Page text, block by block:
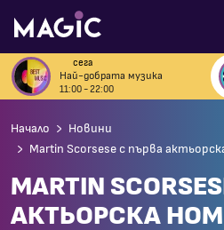
сега
Най-добрата музика
11:00 - 22:00
Начало
Новини
Martin Scorsese с първа
MARTIN
АКТЬОРСКА